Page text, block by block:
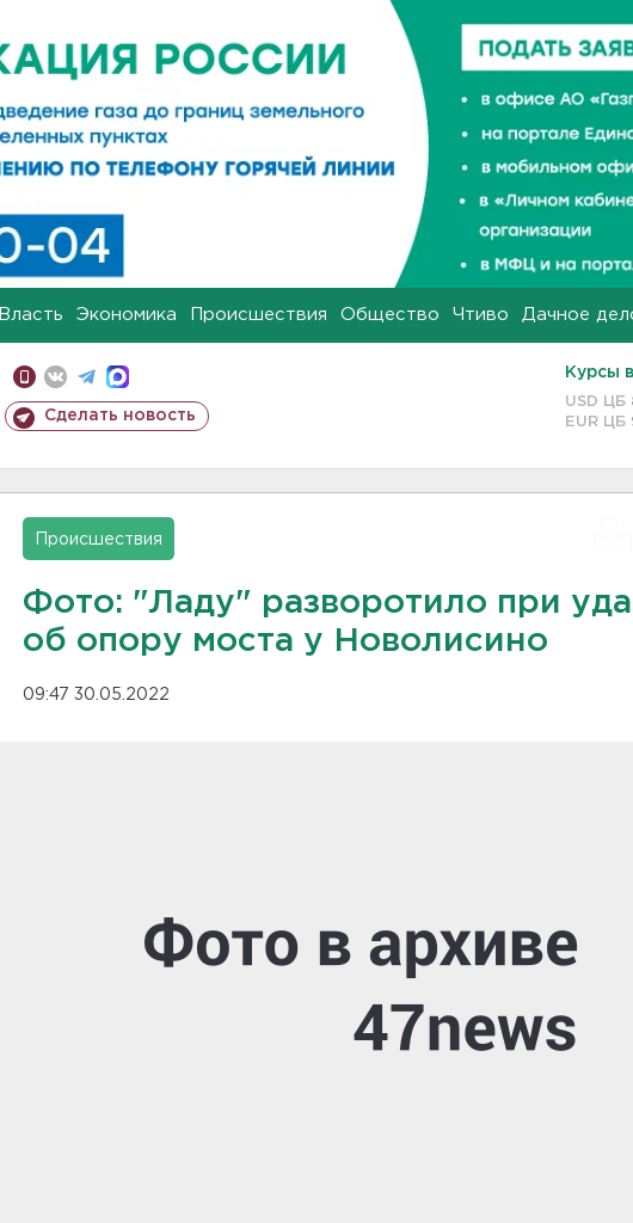
Власть Экономика Происшествия Общество Чтиво Дачное
Сделать новость
Курсы
USD ЦБ
EUR ЦБ
Происшествия
Фото: "Ладу" разворотило при
об опору моста у Новолисино
09:47 30.05.2022